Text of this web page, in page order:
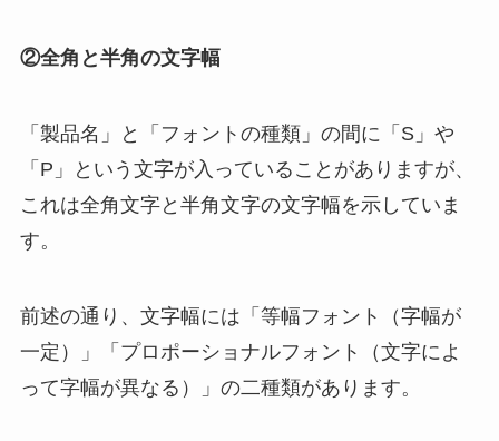
②全角と半角の文字幅
「製品名」と「フォントの種類」の間に「S」や
「P」という文字が入っていることがありますが、
これは全角文字と半角文字の文字幅を示していま
す。
前述の通り、文字幅には「等幅フォント（字幅が
一定）」「プロポーショナルフォント（文字によ
って字幅が異なる）」の二種類があります。